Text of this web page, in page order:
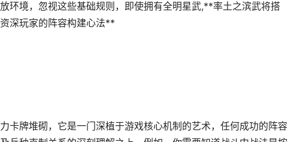
环境，忽视这些基础规则，即使拥有全明星武,**率土之滨武将搭
深玩家的阵容构建心法**
卡牌堆砌，它是一门深植于游戏核心机制的艺术，任何成功的阵容